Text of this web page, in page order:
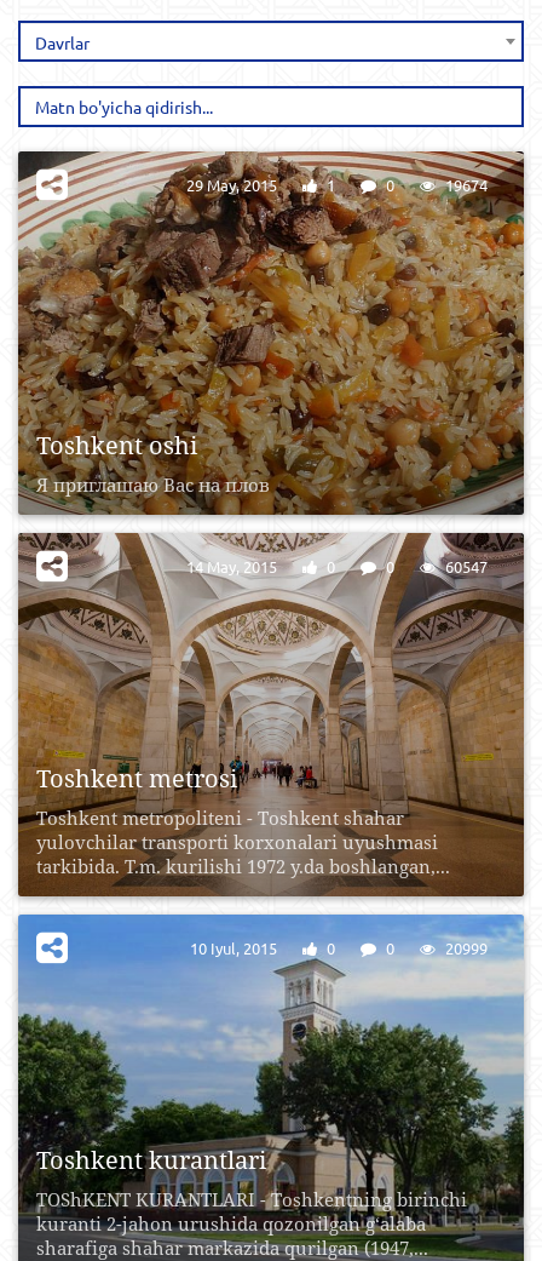
Davrlar
Toshkent oshi
Я приглашаю Вас на плов
29 May, 2015 1 0 19674
Toshkent metrosi
Toshkent metropoliteni - Toshkent shahar
yulovchilar transporti korxonalari uyushmasi
tarkibida. T.m. kurilishi 1972 y.da boshlangan,...
14 May, 2015 0 0 60547
Toshkent kurantlari
TOShKENT KURANTLARI - Toshkentning birinchi
kuranti 2-jahon urushida qozonilgan g‘alaba
sharafiga shahar markazida qurilgan (1947,...
10 Iyul, 2015 0 0 20999